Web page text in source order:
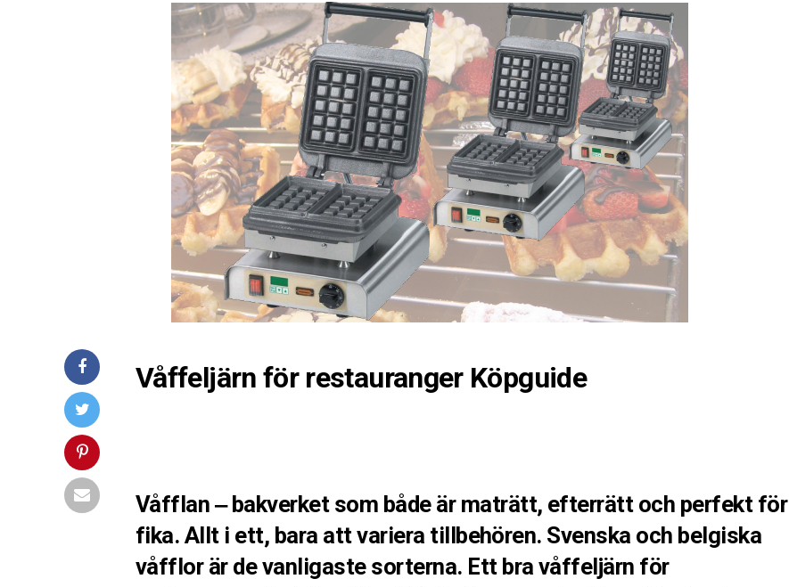
Våffeljärn för restauranger Köpguide
Våfflan ‒ bakverket som både är maträtt, efterrätt och perfekt för
fika. Allt i ett, bara att variera tillbehören. Svenska och belgiska
våfflor är de vanligaste sorterna. Ett bra våffeljärn för